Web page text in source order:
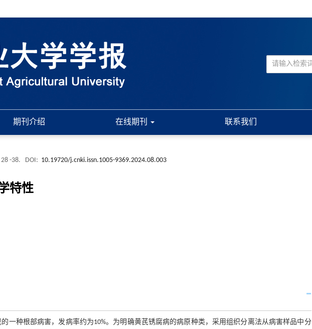
期刊介绍 在线期刊 联系我们
28 -38. DOI: 10.19720/j.cnki.issn.1005-9369.2024.08.003
特性
一种根部病害，发病率约为10%。为明确黄芪锈腐病的病原种类，采用组织分离法从病害样品中分